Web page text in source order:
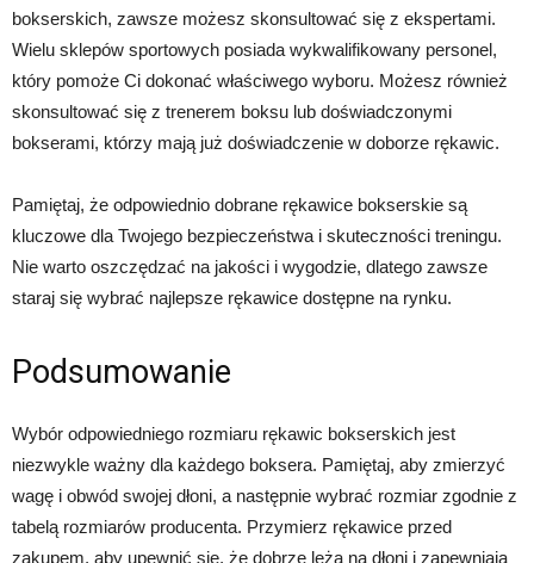
bokserskich, zawsze możesz skonsultować się z ekspertami.
Wielu sklepów sportowych posiada wykwalifikowany personel,
który pomoże Ci dokonać właściwego wyboru. Możesz również
skonsultować się z trenerem boksu lub doświadczonymi
bokserami, którzy mają już doświadczenie w doborze rękawic.
Pamiętaj, że odpowiednio dobrane rękawice bokserskie są
kluczowe dla Twojego bezpieczeństwa i skuteczności treningu.
Nie warto oszczędzać na jakości i wygodzie, dlatego zawsze
staraj się wybrać najlepsze rękawice dostępne na rynku.
Podsumowanie
Wybór odpowiedniego rozmiaru rękawic bokserskich jest
niezwykle ważny dla każdego boksera. Pamiętaj, aby zmierzyć
wagę i obwód swojej dłoni, a następnie wybrać rozmiar zgodnie z
tabelą rozmiarów producenta. Przymierz rękawice przed
zakupem, aby upewnić się, że dobrze leżą na dłoni i zapewniają